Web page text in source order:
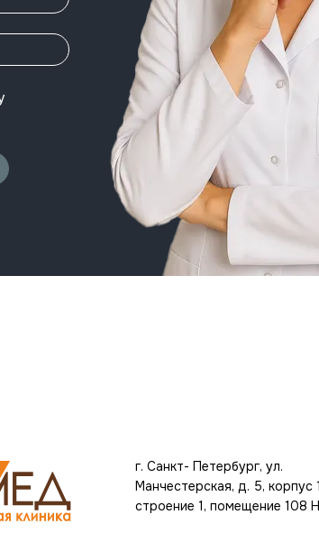
г. Санкт- Петербург, ул.
Манчестерская, д. 5, корпус
строение 1, помещение 108 Н